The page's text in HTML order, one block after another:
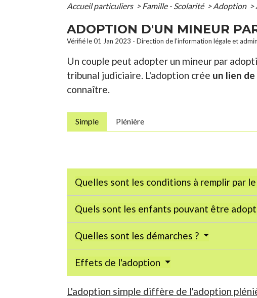
Accueil particuliers > Famille - Scolarité > Adoption >
ADOPTION D'UN MINEUR
Vérifié le 01 Jan 2023 - Direction de l'information légale et
Un couple peut adopter un mineur par
tribunal judiciaire. L'adoption crée un lien de
connaître.
Simple Plénière
Quelles sont les conditions à remplir par
Quels sont les enfants pouvant être
Quelles sont les démarches ?
Effets de l'adoption
L'adoption simple diffère de l'adoption